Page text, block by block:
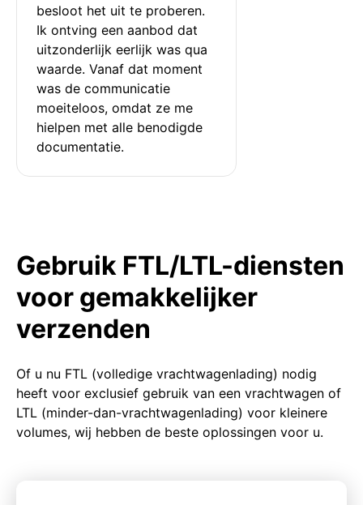
besloot het uit te proberen.
Ik ontving een aanbod dat
uitzonderlijk eerlijk was qua
waarde. Vanaf dat moment
was de communicatie
moeiteloos, omdat ze me
hielpen met alle benodigde
documentatie.
Gebruik FTL/LTL-diensten
voor gemakkelijker
verzenden
Of u nu FTL (volledige vrachtwagenlading) nodig
heeft voor exclusief gebruik van een vrachtwagen of
LTL (minder-dan-vrachtwagenlading) voor kleinere
volumes, wij hebben de beste oplossingen voor u.